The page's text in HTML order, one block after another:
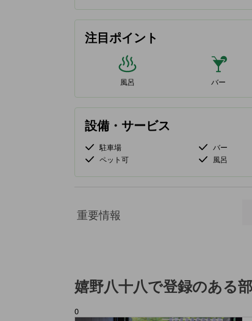
注目ポイント
風呂 バー
設備・サービス
駐車場 バー
ペット可
風呂
重要情報
嬉野八十八で登録のある
0